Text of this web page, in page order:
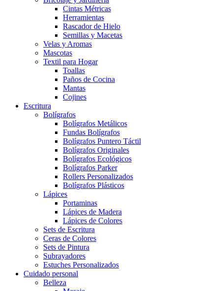
Cintas Métricas
Herramientas
Rascador de Hielo
Semillas y Macetas
Velas y Aromas
Mascotas
Textil para Hogar
Toallas
Paños de Cocina
Mantas
Cojines
Escritura
Bolígrafos
Bolígrafos Metálicos
Fundas Bolígrafos
Bolígrafos Puntero Táctil
Bolígrafos Originales
Bolígrafos Ecológicos
Bolígrafos Parker
Rollers Personalizados
Bolígrafos Plásticos
Lápices
Portaminas
Lápices de Madera
Lápices de Colores
Sets de Escritura
Ceras de Colores
Sets de Pintura
Subrayadores
Estuches Personalizados
Cuidado personal
Belleza